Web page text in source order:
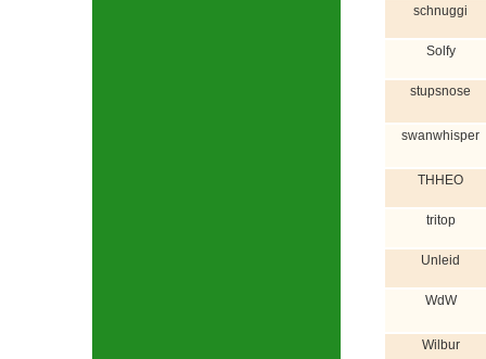
schnuggi
Solfy
stupsnose
swanwhisper
THHEO
tritop
Unleid
WdW
Wilbur